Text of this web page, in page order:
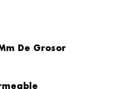
De Grosor